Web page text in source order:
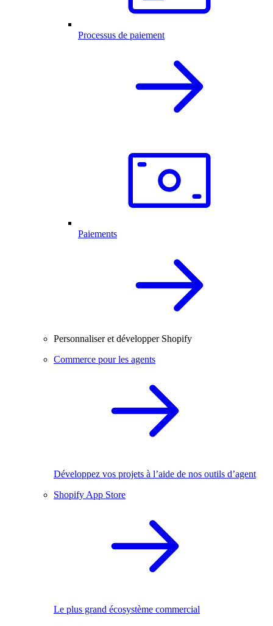
Processus de paiement
Paiements
Personnaliser et développer Shopify
Commerce pour les agents
Développez vos projets à l’aide de nos outils d’agent
Shopify App Store
Le plus grand écosystème commercial